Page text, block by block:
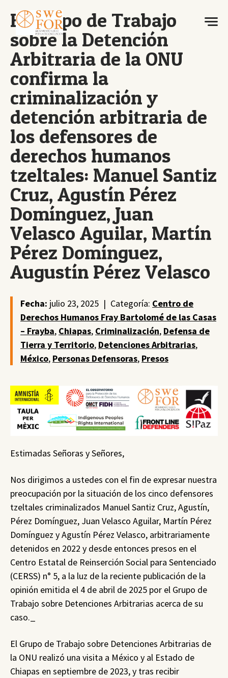
El Grupo de Trabajo
sobre la Detención
Arbitraria de la ONU
confirma la
criminalización y
detención arbitraria de
los defensores de
derechos humanos
tzeltales: Manuel Santiz
Cruz, Agustín Pérez
Domínguez, Juan
Velasco Aguilar, Martín
Pérez Domínguez,
Augustín Pérez Velasco
Fecha: julio 23, 2025 | Categoría: Centro de
Derechos Humanos Fray Bartolomé de las Casas
– Frayba, Chiapas, Criminalización, Defensa de
Tierra y Territorio, Detenciones Arbitrarias,
México, Personas Defensoras, Presos
Estimadas Señoras y Señores,
Nos dirigimos a ustedes con el fin de expresar nuestra
preocupación por la situación de los cinco defensores
tzeltales criminalizados Manuel Santiz Cruz, Agustín,
Pérez Domínguez, Juan Velasco Aguilar, Martín Pérez
Domínguez y Agustín Pérez Velasco, arbitrariamente
detenidos en 2022 y desde entonces presos en el
Centro Estatal de Reinserción Social para Sentenciado
(CERSS) n° 5, a la luz de la reciente publicación de la
opinión emitida el 4 de abril de 2025 por el Grupo de
Trabajo sobre Detenciones Arbitrarias acerca de su
caso._
El Grupo de Trabajo sobre Detenciones Arbitrarias de
la ONU realizó una visita a México y al Estado de
Chiapas en septiembre de 2023, y tras recibir